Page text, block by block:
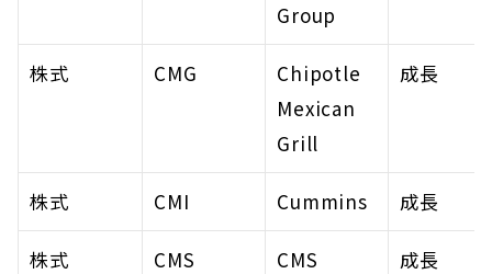
Group
株式 CMG
Chipotle
Mexican
Grill
成長
株式 CMI Cummins 成長
株式 CMS
CMS
成長